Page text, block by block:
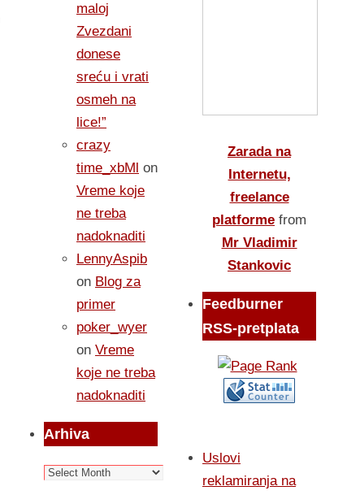
maloj
Zvezdani
donese
sreću i vrati
osmeh na
lice!”
crazy
time_xbMl on
Vreme koje
ne treba
nadoknaditi
LennyAspib
on Blog za
primer
poker_wyer
on Vreme
koje ne treba
nadoknaditi
Arhiva
Arhiva
Zarada na
Internetu,
freelance
platforme from
Mr Vladimir
Stankovic
Feedburner
RSS-pretplata
Uslovi
reklamiranja na